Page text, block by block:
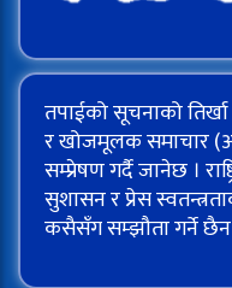
तपाईको सूचनाको
र खोजमूलक समाचार
सम्प्रेषण गर्दै जानेछ ।
सुशासन र प्रेस
कसैसँग सम्झौता गर्ने छैन